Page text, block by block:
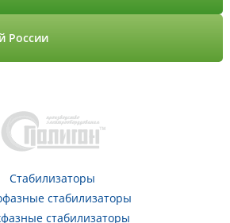
России
Стабилизаторы
стабилизаторы
стабилизаторы